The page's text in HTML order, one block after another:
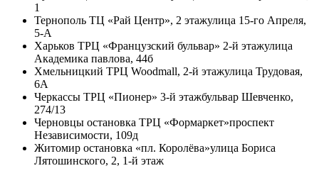
1
Тернополь ТЦ «Рай Центр», 2 этажулица 15-го Апреля,
5-А
Харьков ТРЦ «Французский бульвар» 2-й этажулица
Академика павлова, 44б
Хмельницкий ТРЦ Woodmall, 2-й этажулица Трудовая,
6А
Черкассы ТРЦ «Пионер» 3-й этажбульвар Шевченко,
274/13
Черновцы остановка ТРЦ «Формаркет»проспект
Независимости, 109д
Житомир остановка «пл. Королёва»улица Бориса
Лятошинского, 2, 1-й этаж